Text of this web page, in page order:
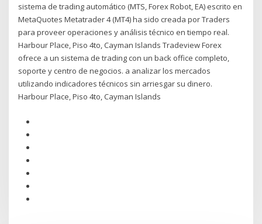
sistema de trading automático (MTS, Forex Robot, EA) escrito en
MetaQuotes Metatrader 4 (MT4) ha sido creada por Traders
para proveer operaciones y análisis técnico en tiempo real.
Harbour Place, Piso 4to, Cayman Islands Tradeview Forex
ofrece a un sistema de trading con un back office completo,
soporte y centro de negocios. a analizar los mercados
utilizando indicadores técnicos sin arriesgar su dinero.
Harbour Place, Piso 4to, Cayman Islands